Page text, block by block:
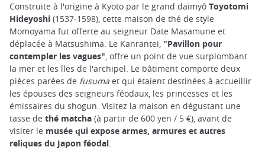
Construite à l'origine à Kyoto par le grand daimyô Toyotomi
Hideyoshi (1537-1598), cette maison de thé de style
Momoyama fut offerte au seigneur Date Masamune et
déplacée à Matsushima. Le Kanrantei, "Pavillon pour
contempler les vagues", offre un point de vue surplombant
la mer et les îles de l'archipel. Le bâtiment comporte deux
pièces parées de fusuma et qui étaient destinées à accueillir
les épouses des seigneurs féodaux, les princesses et les
émissaires du shogun. Visitez la maison en dégustant une
tasse de thé matcha (à partir de 600 yen / 5 €), avant de
visiter le musée qui expose armes, armures et autres
reliques du Japon féodal.